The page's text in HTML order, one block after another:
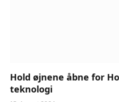
Hold øjnene åbne for
teknologi